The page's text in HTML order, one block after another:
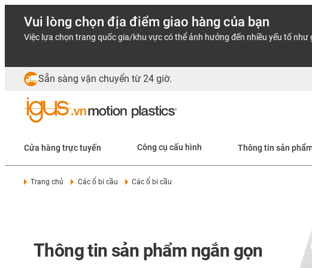
Vui lòng chọn địa điểm giao hàng của bạn
Việc lựa chọn trang quốc gia/khu vực có thể ảnh hưởng đến nhiều yếu tố như
Sẵn sàng vận chuyển từ 24 giờ.
Cửa hàng trực tuyến Công cụ cấu hình Thông tin sản
Trang chủ Các ổ bi cầu Các ổ bi cầu
Thông tin sản phẩm ngắn gọn